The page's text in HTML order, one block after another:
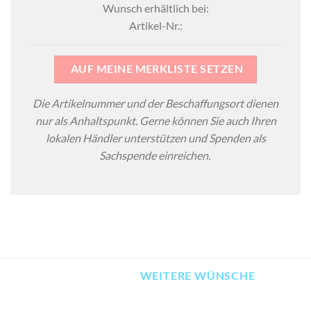
Wunsch erhältlich bei:
Artikel-Nr.:
AUF MEINE MERKLISTE SETZEN
Die Artikelnummer und der Beschaffungsort dienen
nur als Anhaltspunkt. Gerne können Sie auch Ihren
lokalen Händler unterstützen und Spenden als
Sachspende einreichen.
WEITERE WÜNSCHE